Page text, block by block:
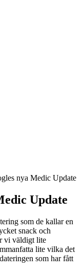
nya Medic Update
Update
som de kallar en
snack och
vi väldigt lite
lite vilka det
som har fått